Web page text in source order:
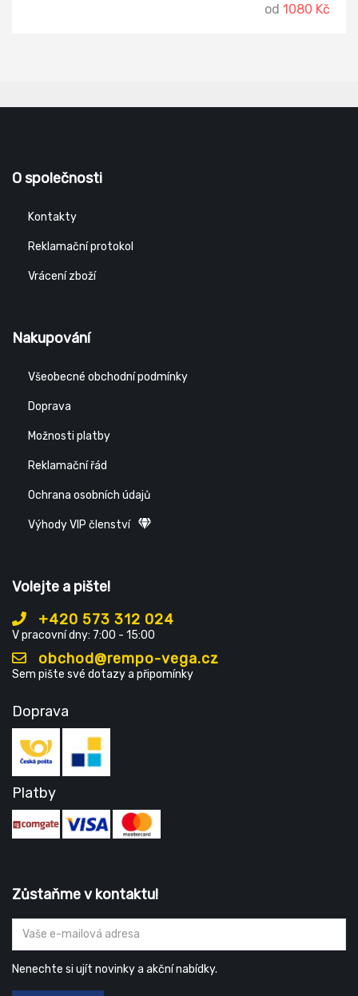
Odolnost materiálu proti průniku vody 5000 mm mimo
od 1080 Kč
O společnosti
Kontakty
Reklamační protokol
Vrácení zboží
Nakupování
Všeobecné obchodní podmínky
Doprava
Možnosti platby
Reklamační řád
Ochrana osobních údajů
Výhody VIP členství
Volejte a pište!
+420 573 312 024
V pracovní dny: 7:00 - 15:00
obchod@rempo-vega.cz
Sem pište své dotazy a připomínky
Doprava
Platby
Zůstaňme v kontaktu!
Nenechte si ujít novinky a akční nabídky.